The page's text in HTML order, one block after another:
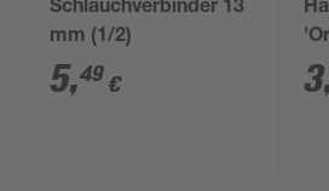
Schlauchverbinder 13
mm (1/2)
5,49 € 3